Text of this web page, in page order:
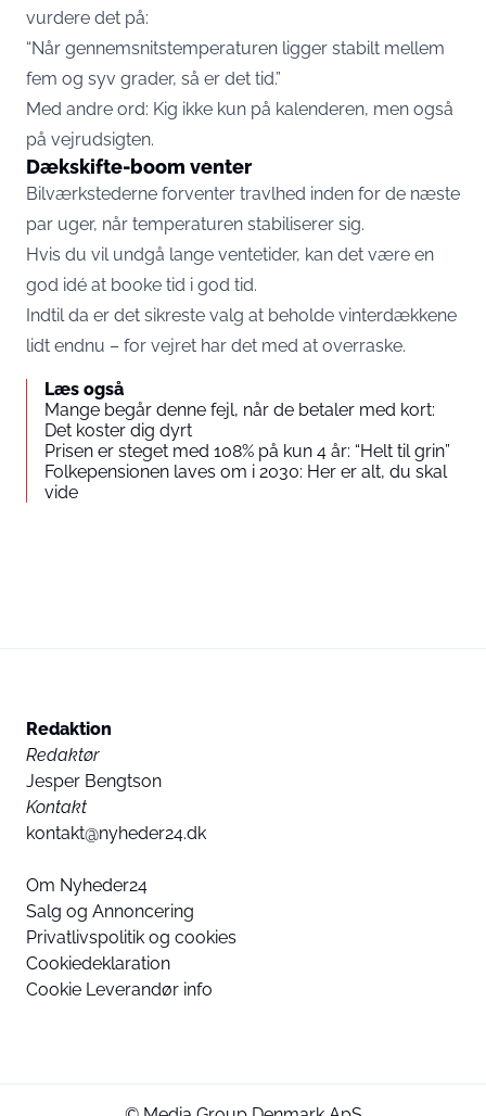
vurdere det på:
“Når gennemsnitstemperaturen ligger stabilt mellem
fem og syv grader, så er det tid.”
Med andre ord: Kig ikke kun på kalenderen, men også
på vejrudsigten.
Dækskifte-boom venter
Bilværkstederne forventer travlhed inden for de næste
par uger, når temperaturen stabiliserer sig.
Hvis du vil undgå lange ventetider, kan det være en
god idé at booke tid i god tid.
Indtil da er det sikreste valg at beholde vinterdækkene
lidt endnu – for vejret har det med at overraske.
Læs også
Mange begår denne fejl, når de betaler med kort:
Det koster dig dyrt
Prisen er steget med 108% på kun 4 år: “Helt til grin”
Folkepensionen laves om i 2030: Her er alt, du skal
vide
Redaktion
Redaktør
Jesper Bengtson
Kontakt
kontakt@nyheder24.dk
Om Nyheder24
Salg og Annoncering
Privatlivspolitik og cookies
Cookiedeklaration
Cookie Leverandør info